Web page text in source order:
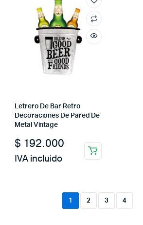
Letrero De Bar Retro
Decoraciones De Pared De
Metal Vintage
$ 192.000
IVA incluido
1 2 3 4